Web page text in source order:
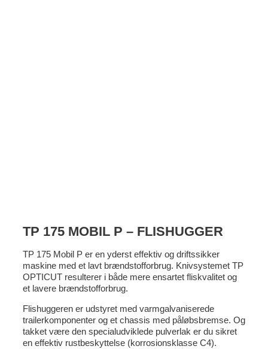
TP 175 MOBIL P – FLISHUGGER
TP 175 Mobil P er en yderst effektiv og driftssikker
maskine med et lavt brændstofforbrug. Knivsystemet TP
OPTICUT resulterer i både mere ensartet fliskvalitet og
et lavere brændstofforbrug.
Flishuggeren er udstyret med varmgalvaniserede
trailerkomponenter og et chassis med påløbsbremse. Og
takket være den specialudviklede pulverlak er du sikret
en effektiv rustbeskyttelse (korrosionsklasse C4).